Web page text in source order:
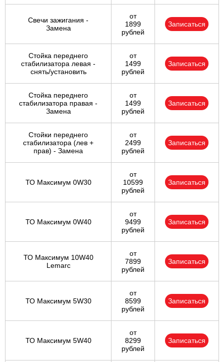
Свечи зажигания -
Замена
от
1899
рублей
Записаться
Стойка переднего
стабилизатора левая -
снять/установить
от
1499
рублей
Записаться
Стойка переднего
стабилизатора правая -
Замена
от
1499
рублей
Записаться
Стойки переднего
стабилизатора (лев +
прав) - Замена
от
2499
рублей
Записаться
ТО Максимум 0W30
от
10599
рублей
Записаться
ТО Максимум 0W40
от
9499
рублей
Записаться
ТО Максимум 10W40
Lemarc
от
7899
рублей
Записаться
ТО Максимум 5W30
от
8599
рублей
Записаться
ТО Максимум 5W40
от
8299
рублей
Записаться